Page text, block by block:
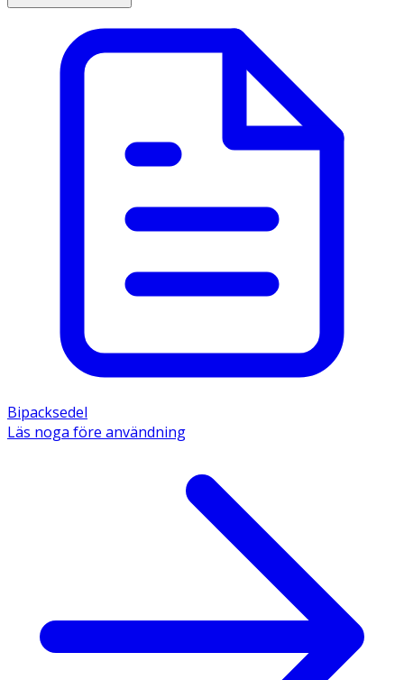
Bipacksedel
Läs noga före användning